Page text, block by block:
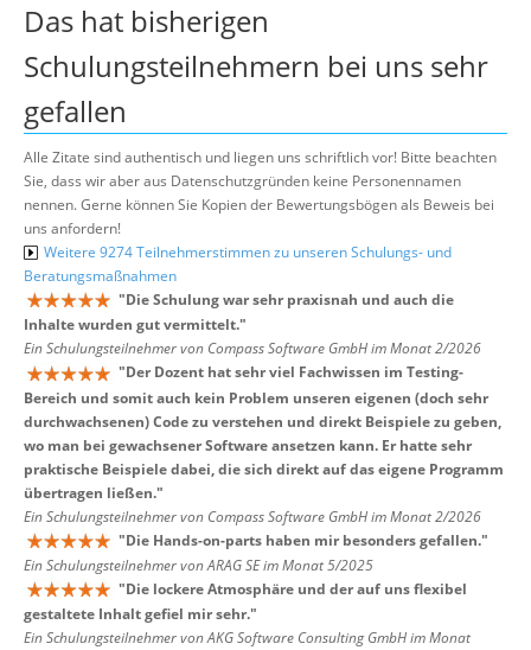
Das hat bisherigen
Schulungsteilnehmern bei uns sehr
gefallen
Alle Zitate sind authentisch und liegen uns schriftlich vor! Bitte beachten
Sie, dass wir aber aus Datenschutzgründen keine Personennamen
nennen. Gerne können Sie Kopien der Bewertungsbögen als Beweis bei
uns anfordern!
Weitere 9274 Teilnehmerstimmen zu unseren Schulungs- und
Beratungsmaßnahmen
"Die Schulung war sehr praxisnah und auch die
Inhalte wurden gut vermittelt."
Ein Schulungsteilnehmer von Compass Software GmbH im Monat 2/2026
"Der Dozent hat sehr viel Fachwissen im Testing-
Bereich und somit auch kein Problem unseren eigenen (doch sehr
durchwachsenen) Code zu verstehen und direkt Beispiele zu geben,
wo man bei gewachsener Software ansetzen kann. Er hatte sehr
praktische Beispiele dabei, die sich direkt auf das eigene Programm
übertragen ließen."
Ein Schulungsteilnehmer von Compass Software GmbH im Monat 2/2026
"Die Hands-on-parts haben mir besonders gefallen."
Ein Schulungsteilnehmer von ARAG SE im Monat 5/2025
"Die lockere Atmosphäre und der auf uns flexibel
gestaltete Inhalt gefiel mir sehr."
Ein Schulungsteilnehmer von AKG Software Consulting GmbH im Monat